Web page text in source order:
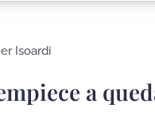
Isoardi
a